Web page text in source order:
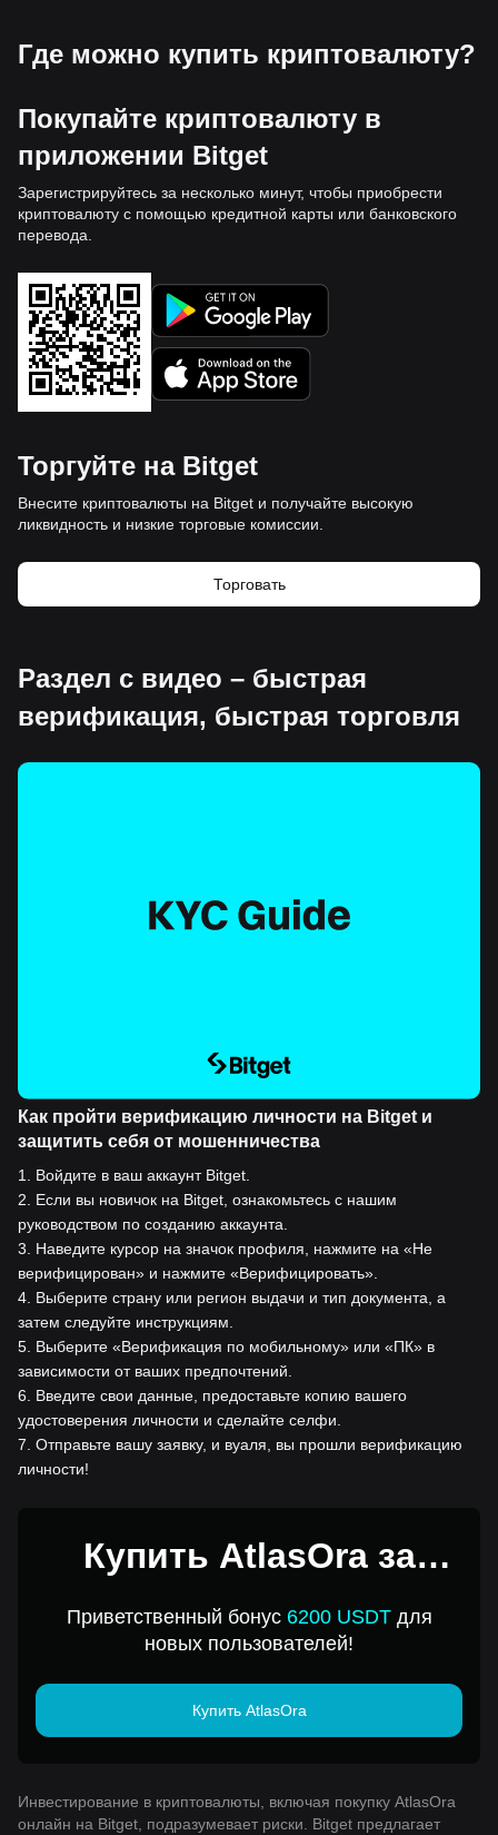
Где можно купить криптовалюту?
Покупайте криптовалюту в
приложении Bitget
Зарегистрируйтесь за несколько минут, чтобы приобрести
криптовалюту с помощью кредитной карты или банковского
перевода.
Торгуйте на Bitget
Внесите криптовалюты на Bitget и получайте высокую
ликвидность и низкие торговые комиссии.
Торговать
Раздел с видео – быстрая
верификация, быстрая торговля
Как пройти верификацию личности на Bitget и
защитить себя от мошенничества
1
Войдите в ваш аккаунт Bitget.
2
Если вы новичок на Bitget, ознакомьтесь с нашим
руководством по созданию аккаунта.
3
Наведите курсор на значок профиля, нажмите на «Не
верифицирован» и нажмите «Верифицировать».
4 Выберите страну или регион выдачи и тип документа, а
затем следуйте инструкциям.
5 Выберите «Верификация по мобильному» или «ПК» в
зависимости от ваших предпочтений.
6
Введите свои данные, предоставьте копию вашего
удостоверения личности и сделайте селфи.
7 Отправьте вашу заявку, и вуаля, вы прошли верификацию
личности!
Купить AtlasOra за
1USD
Приветственный бонус 6200 USDTдля
новых пользователей!
Купить AtlasOra
Инвестирование в криптовалюты, включая покупку AtlasOra
онлайн на Bitget, подразумевает риски. Bitget предлагает